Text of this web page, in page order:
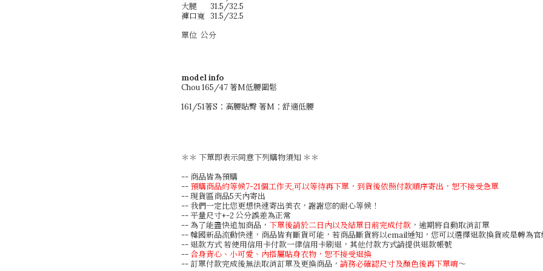
大腿
31.5/32.5
褲口寬 31.5/32.5
單位 公分
model info
Chou 165/47 著M低腰圍鬆
161/51著S：高腰貼臀 著M：舒適低腰
＊＊ 下單即表示同意下列購物須知 ＊＊
-- 商品皆為預購
-- 預購商品約等候7-21個工作天,可以等待再下單，到貨後依照付款順序寄出，恕不接受急單
-- 現貨區商品5天內寄出
-- 我們一定比您更想快速寄出美衣，謝謝您的耐心等候！
-- 平量尺寸+-2 公分誤差為正常
-- 為了能盡快追加商品， 下單後請於二日內以及結單日前完成付款，逾期將自動取消訂單
-- 韓國新品流動快速，商品皆有斷貨可能，若商品斷貨將以email通知，您可以選擇退款換貨或是轉為
-- 退款方式 若使用信用卡付款一律信用卡刷退，其他付款方式請提供退款帳號
--合身背心、小可愛、內搭屬貼身衣物，恕不接受退換
-- 訂單付款完成後無法取消訂單及更換商品， 請務必確認尺寸及顏色後再下單唷～